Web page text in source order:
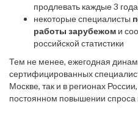
продлевать каждые 3
некоторые специалисты
работы зарубежом и
российской статистики
Тем не менее, ежегодная
сертифицированных
Москве, так и в регионах
постоянном повышении спроса